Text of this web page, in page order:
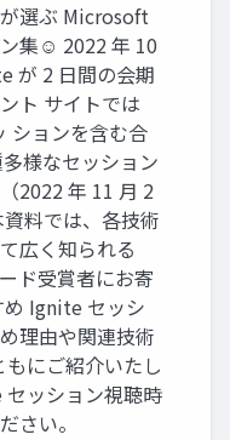
選ぶ Microsoft
集☺ 2022 年 10
が 2 日間の会期
ト サイトでは
ションを含む合
様なセッション
2022 年 11 月 2
料では、各技術
広く知られる
ド受賞者にお寄
Ignite セッシ
理由や関連技術
にご紹介いたし
ッション視聴時
さい。